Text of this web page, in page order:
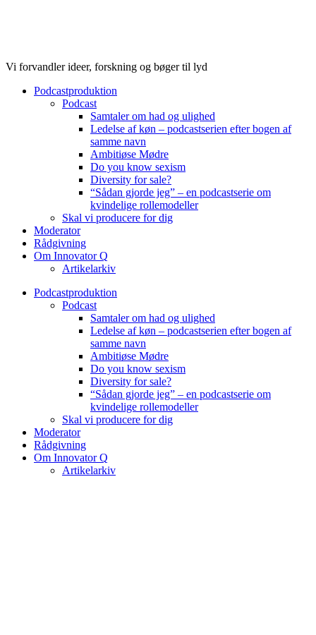
Vi forvandler ideer, forskning og bøger til lyd
Podcastproduktion
Podcast
Samtaler om had og ulighed
Ledelse af køn – podcastserien efter bogen af
samme navn
Ambitiøse Mødre
Do you know sexism
Diversity for sale?
“Sådan gjorde jeg” – en podcastserie om
kvindelige rollemodeller
Skal vi producere for dig
Moderator
Rådgivning
Om Innovator Q
Artikelarkiv
Podcastproduktion
Podcast
Samtaler om had og ulighed
Ledelse af køn – podcastserien efter bogen af
samme navn
Ambitiøse Mødre
Do you know sexism
Diversity for sale?
“Sådan gjorde jeg” – en podcastserie om
kvindelige rollemodeller
Skal vi producere for dig
Moderator
Rådgivning
Om Innovator Q
Artikelarkiv